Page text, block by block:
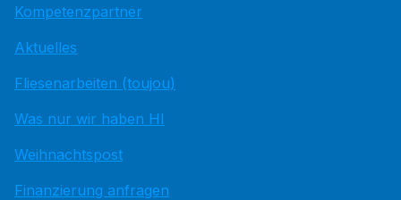
Kompetenzpartner
Aktuelles
Fliesenarbeiten (toujou)
Was nur wir haben HI
Weihnachtspost
Finanzierung anfragen